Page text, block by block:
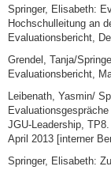
Springer, Elisabeth:
Hochschulleitung an
Evaluationsbericht,
Grendel, Tanja/
Evaluationsbericht,
Leibenath, Yasmin/
JGU-Leadership,
April 2013 [interner
Springer, Elisabeth: